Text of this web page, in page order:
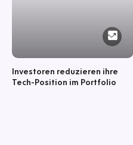
Investoren reduzieren ihre
Tech-Position im Portfolio